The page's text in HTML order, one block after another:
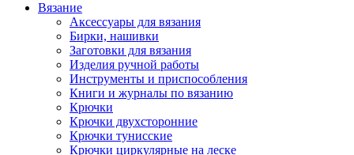
Вязание
Аксессуары для вязания
Бирки, нашивки
Заготовки для вязания
Изделия ручной работы
Инструменты и приспособления
Книги и журналы по вязанию
Крючки
Крючки двухсторонние
Крючки тунисские
Крючки циркулярные на леске